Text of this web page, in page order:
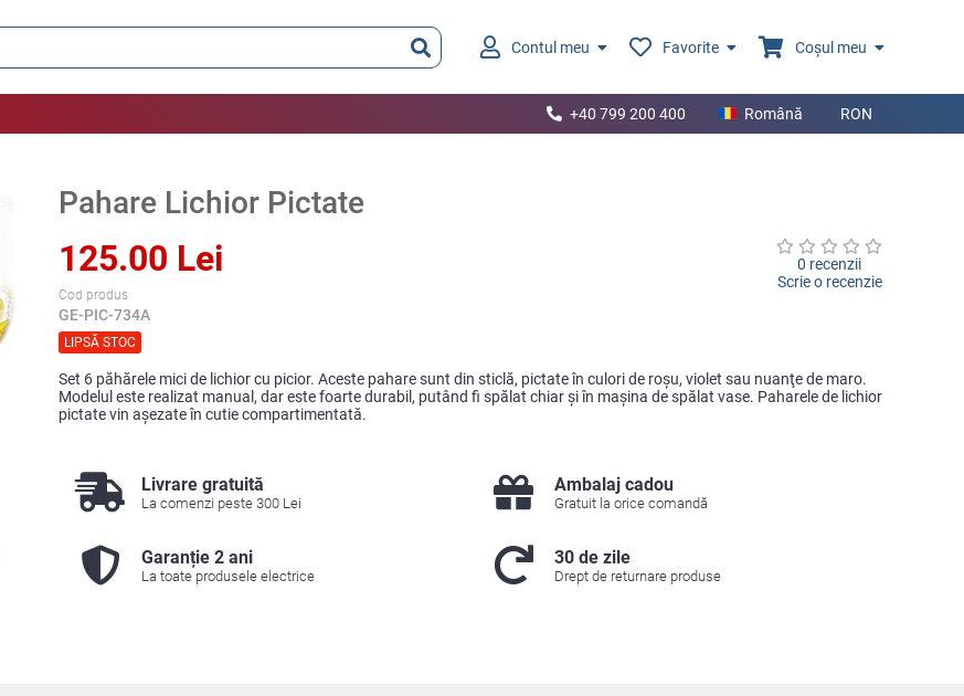
Contul meu Favorite Coșul meu
+40 799 200 400 Română RON
Pahare Lichior Pictate
125.00 Lei
Cod produs
GE-PIC-734A
LIPSĂ STOC
0 recenzii
Scrie o recenzie
Set 6 păhărele mici de lichior cu picior. Aceste pahare sunt din sticlă, pictate în culori de roşu, violet sau nuanţe de maro.
Modelul este realizat manual, dar este foarte durabil, putând fi spălat chiar şi în maşina de spălat vase. Paharele de lichior
pictate vin aşezate în cutie compartimentată.
Livrare gratuită
La comenzi peste 300 Lei
Ambalaj cadou
Gratuit la orice comandă
Garanție 2 ani
La toate produsele electrice
30 de zile
Drept de returnare produse